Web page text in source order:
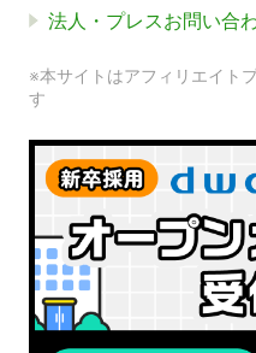
法人・プレスお問い合
※本サイトはアフィリエイト
す